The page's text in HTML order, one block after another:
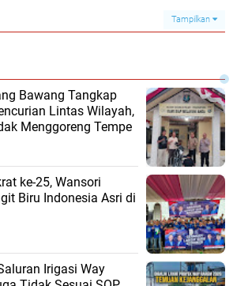
Tampilkan
Bawang Tangkap
Lintas Wilayah,
Menggoreng Tempe
ke-25, Wansori
Biru Indonesia Asri di
Irigasi Way